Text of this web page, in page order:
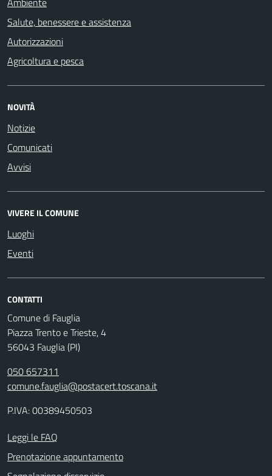
Salute, benessere e assistenza
Autorizzazioni
Agricoltura e pesca
NOVITÀ
Notizie
Comunicati
Avvisi
VIVERE IL COMUNE
Luoghi
Eventi
CONTATTI
Comune di Fauglia
Piazza Trento e Trieste, 4
56043 Fauglia (PI)
050 657311
comune.fauglia@postacert.toscana.it
P.IVA: 00389450503
Leggi le FAQ
Prenotazione appuntamento